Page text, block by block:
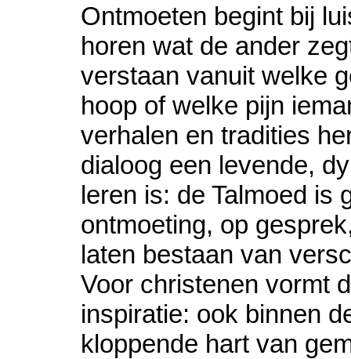
Ontmoeten begint bij
horen wat de ander
verstaan vanuit welke
hoop of welke pijn
verhalen en tradities
dialoog een levende,
leren is: de Talmoed is
ontmoeting, op
laten bestaan van
Voor christenen vormt
inspiratie: ook binnen
kloppende hart van